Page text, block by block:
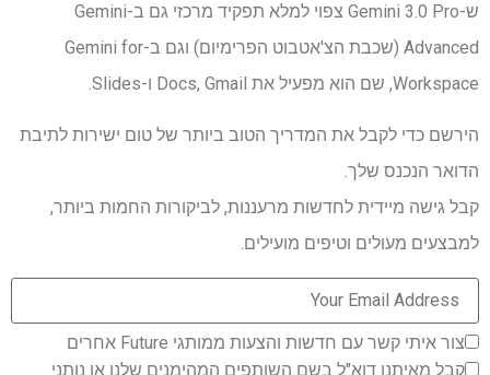
ש-Gemini 3.0 Pro צפוי למלא תפקיד מרכזי גם ב-Gemini
Advanced (שכבת הצ'אטבוט הפרימיום) וגם ב-Gemini for
Workspace, שם הוא מפעיל את Docs, Gmail ו-Slides.
הירשם כדי לקבל את המדריך הטוב ביותר של טום ישירות לתיבת
הדואר הנכנס שלך.
קבל גישה מיידית לחדשות מרעננות, לביקורות החמות ביותר,
למבצעים מעולים וטיפים מועילים.
צור איתי קשר עם חדשות והצעות ממותגי Future אחרים
קבל מאיתנו דוא"ל בשם השותפים המהימנים שלנו או נותני